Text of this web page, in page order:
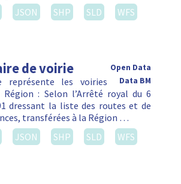
JSON SHP SLD
WFS
de voirie
Open Data
Data BM
représente les voiries
: Selon l’Arrêté royal du 6
dressant la liste des routes et de
transférées à la Région …
JSON SHP SLD
WFS